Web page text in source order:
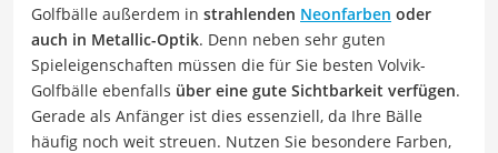
Golfbälle außerdem in strahlenden Neonfarben oder
auch in Metallic-Optik. Denn neben sehr guten
Spieleigenschaften müssen die für Sie besten Volvik-
Golfbälle ebenfalls über eine gute Sichtbarkeit verfügen.
Gerade als Anfänger ist dies essenziell, da Ihre Bälle
häufig noch weit streuen. Nutzen Sie besondere Farben,